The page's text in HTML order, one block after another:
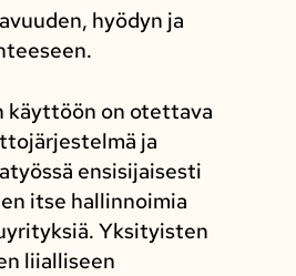
hyödyn ja
käyttöön on otettava
ja
ensisijaisesti
itse hallinnoimia
Yksityisten
liialliseen